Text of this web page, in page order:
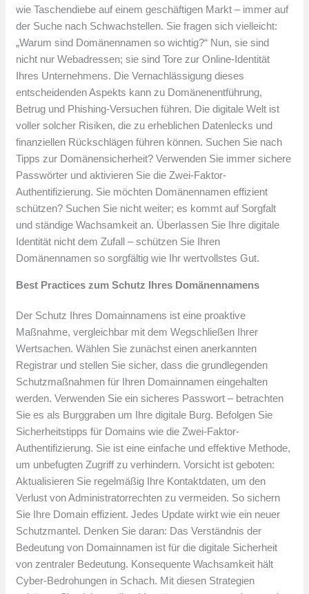
wie Taschendiebe auf einem geschäftigen Markt – immer auf
der Suche nach Schwachstellen. Sie fragen sich vielleicht:
„Warum sind Domänennamen so wichtig?“ Nun, sie sind
nicht nur Webadressen; sie sind Tore zur Online-Identität
Ihres Unternehmens. Die Vernachlässigung dieses
entscheidenden Aspekts kann zu Domänenentführung,
Betrug und Phishing-Versuchen führen. Die digitale Welt ist
voller solcher Risiken, die zu erheblichen Datenlecks und
finanziellen Rückschlägen führen können. Suchen Sie nach
Tipps zur Domänensicherheit? Verwenden Sie immer sichere
Passwörter und aktivieren Sie die Zwei-Faktor-
Authentifizierung. Sie möchten Domänennamen effizient
schützen? Suchen Sie nicht weiter; es kommt auf Sorgfalt
und ständige Wachsamkeit an. Überlassen Sie Ihre digitale
Identität nicht dem Zufall – schützen Sie Ihren
Domänennamen so sorgfältig wie Ihr wertvollstes Gut.
Best Practices zum Schutz Ihres Domänennamens
Der Schutz Ihres Domainnamens ist eine proaktive
Maßnahme, vergleichbar mit dem Wegschließen Ihrer
Wertsachen. Wählen Sie zunächst einen anerkannten
Registrar und stellen Sie sicher, dass die grundlegenden
Schutzmaßnahmen für Ihren Domainnamen eingehalten
werden. Verwenden Sie ein sicheres Passwort – betrachten
Sie es als Burggraben um Ihre digitale Burg. Befolgen Sie
Sicherheitstipps für Domains wie die Zwei-Faktor-
Authentifizierung. Sie ist eine einfache und effektive Methode,
um unbefugten Zugriff zu verhindern. Vorsicht ist geboten:
Aktualisieren Sie regelmäßig Ihre Kontaktdaten, um den
Verlust von Administratorrechten zu vermeiden. So sichern
Sie Ihre Domain effizient. Jedes Update wirkt wie ein neuer
Schutzmantel. Denken Sie daran: Das Verständnis der
Bedeutung von Domainnamen ist für die digitale Sicherheit
von zentraler Bedeutung. Konsequente Wachsamkeit hält
Cyber-Bedrohungen in Schach. Mit diesen Strategien